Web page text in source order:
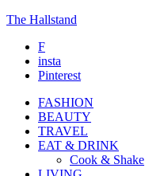
The Hallstand
F
insta
Pinterest
FASHION
BEAUTY
TRAVEL
EAT & DRINK
Cook & Shake